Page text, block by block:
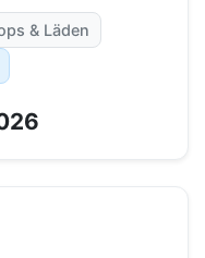
& Läden